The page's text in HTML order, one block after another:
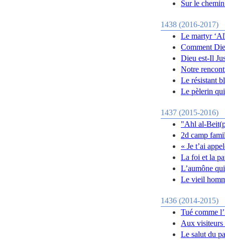
Sur le
1438 (2016-2017)
Le martyr
Comment
Dieu est-Il
Notre
Le résistant
Le pèlerin
1437 (2015-2016)
"Ahl al-
2d camp
« Je t’ai
La foi et la
L’aumône
Le vieil
1436 (2014-2015)
Tué comme
Aux visiteurs
Le salut du